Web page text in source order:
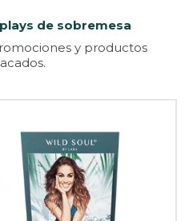
de sobremesa
y productos